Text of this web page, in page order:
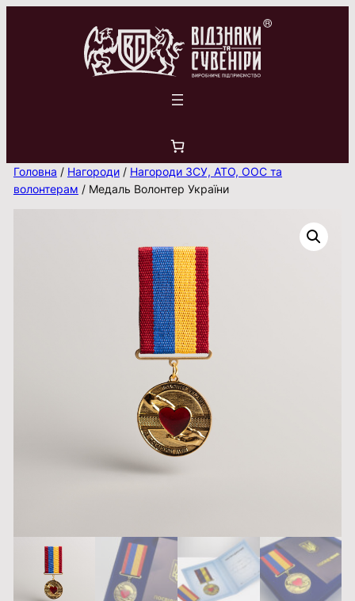
Головна / Нагороди/ Нагороди ЗСУ, АТО, ООС та
волонтерам / Медаль Волонтер України